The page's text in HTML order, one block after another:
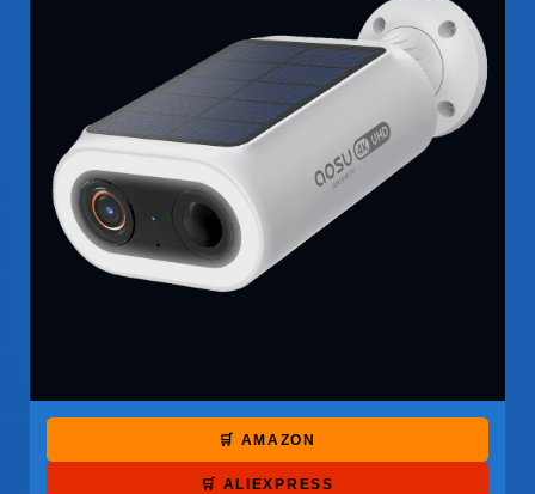
🛒 AMAZON
🛒 ALIEXPRESS